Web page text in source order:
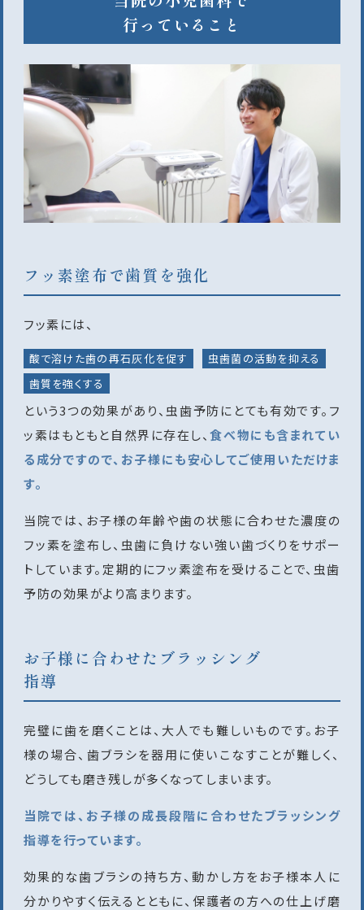
行っていること
フッ素塗布で歯質を強化
フッ素には、
酸で溶けた歯の再石灰化を促す
虫歯菌の活動を抑える
歯質を強くする
という3つの効果があり、虫歯予防にとても有効です。フ
ッ素はもともと自然界に存在し、食べ物にも含まれてい
る成分ですので、お子様にも安心してご使用いただけま
す。
当院では、お子様の年齢や歯の状態に合わせた濃度の
フッ素を塗布し、虫歯に負けない強い歯づくりをサポー
トしています。定期的にフッ素塗布を受けることで、虫歯
予防の効果がより高まります。
お子様に合わせたブラッシング
指導
完璧に歯を磨くことは、大人でも難しいものです。お子
様の場合、歯ブラシを器用に使いこなすことが難しく、
どうしても磨き残しが多くなってしまいます。
当院では、お子様の成長段階に合わせたブラッシング
指導を行っています。
効果的な歯ブラシの持ち方、動かし方をお子様本人に
分かりやすく伝えるとともに、保護者の方への仕上げ磨